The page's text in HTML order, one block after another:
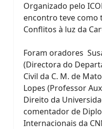
Organizado pelo
encontro teve como
Conflitos à luz da
Foram oradores
(Directora do
Civil da C. M. de
Lopes (Professor
Direito da
comentador de
Internacionais da